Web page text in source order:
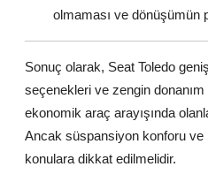
olmaması ve dönüşümün
Sonuç olarak, Seat Toledo
seçenekleri ve zengin
ekonomik araç arayışında
Ancak süspansiyon konforu
konulara dikkat edilmelidir.